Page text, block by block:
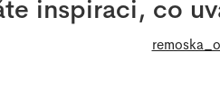
v
ý
p
inspiraci, co